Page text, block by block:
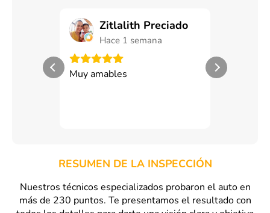
Zitlalith Preciado
Hace 1 semana
Muy amables Exceoente
RESUMEN DE LA INSPECCIÓN
Nuestros técnicos especializados probaron el auto en
más de 230 puntos. Te presentamos el resultado con